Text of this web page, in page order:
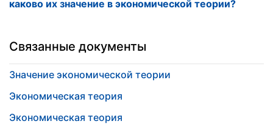
каково их значение в экономической теории?
Связанные документы
Значение экономической теории
Экономическая теория
Экономическая теория